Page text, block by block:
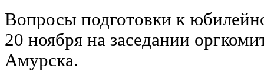
Вопросы подготовки к
20 ноября на заседании
Амурска.